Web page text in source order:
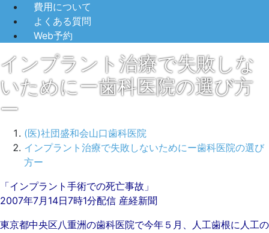
費用について
よくある質問
Web予約
インプラント治療で失敗しな
いためにー歯科医院の選び方
ー
(医)社団盛和会山口歯科医院
インプラント治療で失敗しないためにー歯科医院の選び
方ー
2022
年
月
「インプラント手術での死亡事故」
2007年7月14日7時1分配信 産経新聞
東京都中央区八重洲の歯科医院で今年５月、人工歯根に人工の